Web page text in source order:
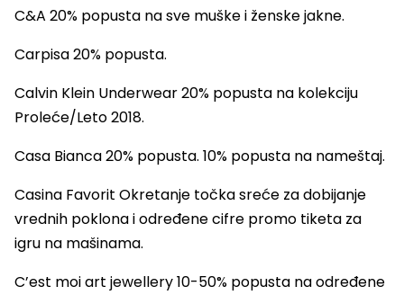
C&A 20% popusta na sve muške i ženske jakne.
Carpisa 20% popusta.
Calvin Klein Underwear 20% popusta na kolekciju
Proleće/Leto 2018.
Casa Bianca 20% popusta. 10% popusta na nameštaj.
Casina Favorit Okretanje točka sreće za dobijanje
vrednih poklona i određene cifre promo tiketa za
igru na mašinama.
C’est moi art jewellery 10-50% popusta na određene